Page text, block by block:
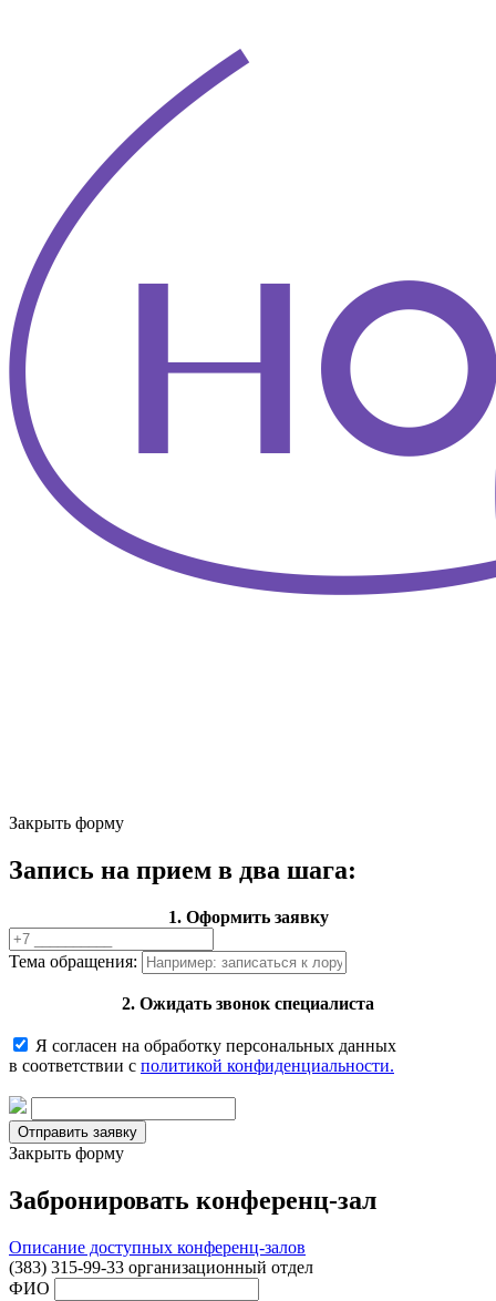
Закрыть форму
Запись на прием в два шага:
1. Оформить заявку
Тема обращения:
2. Ожидать звонок специалиста
Я согласен на обработку персональных данных
в соответствии с политикой конфиденциальности.
Закрыть форму
Забронировать конференц-зал
Описание доступных конференц-залов
(383) 315-99-33 организационный отдел
ФИО